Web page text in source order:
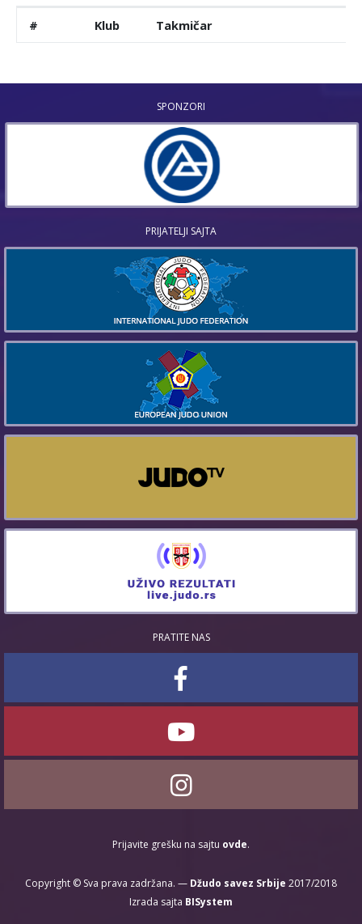
# Klub Takmičar
SPONZORI
PRIJATELJI SAJTA
PRATITE NAS
Prijavite grešku na sajtu ovde.
Copyright © Sva prava zadržana. — Džudo savez Srbije 2017/2018
Izrada sajta BISystem